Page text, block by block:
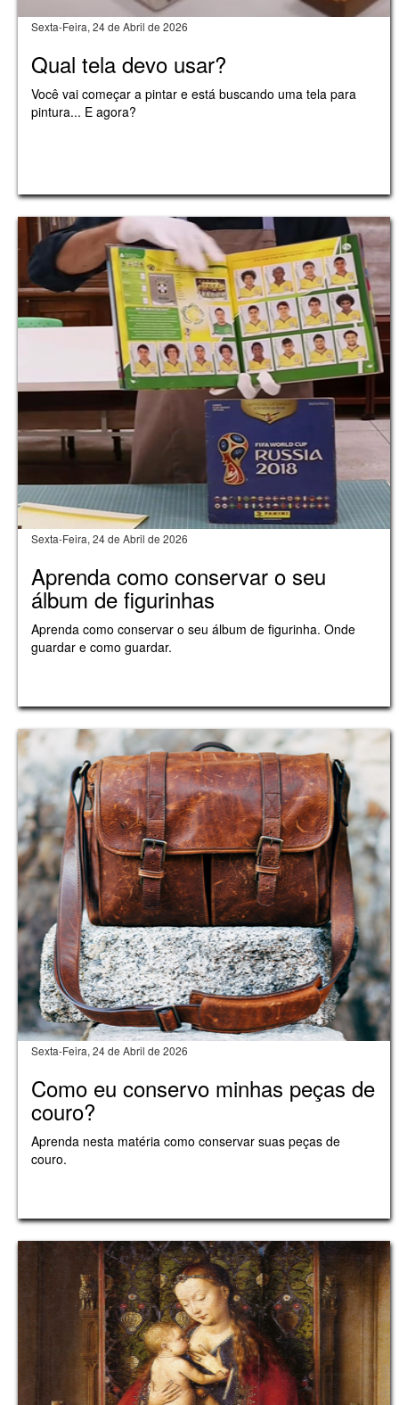
Sexta-Feira, 24 de Abril de 2026
Qual tela devo usar?
Você vai começar a pintar e está buscando uma tela para
pintura... E agora?
Sexta-Feira, 24 de Abril de 2026
Aprenda como conservar o seu
álbum de figurinhas
Aprenda como conservar o seu álbum de figurinha. Onde
guardar e como guardar.
Sexta-Feira, 24 de Abril de 2026
Como eu conservo minhas peças de
couro?
Aprenda nesta matéria como conservar suas peças de
couro.